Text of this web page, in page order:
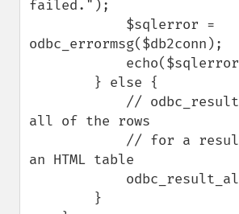
failed.");
odbc_errormsg($db2conn);
all of the rows
an HTML table